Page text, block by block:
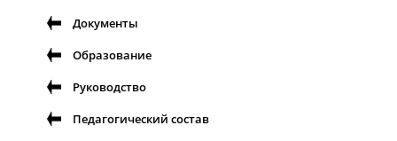
Документы
Образование
Руководство
Педагогический состав